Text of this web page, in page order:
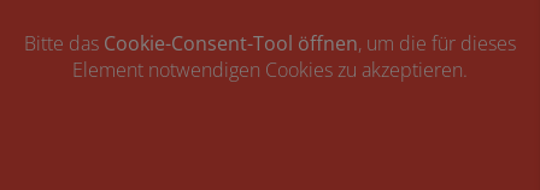
Bitte das Cookie-Consent-Tool öffnen, um die für dieses
Element notwendigen Cookies zu akzeptieren.